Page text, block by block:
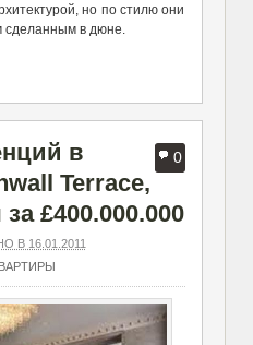
но по стилю они
сделанным в дюне.
0
в
Terrace,
£400.000.000
В 16.01.2011